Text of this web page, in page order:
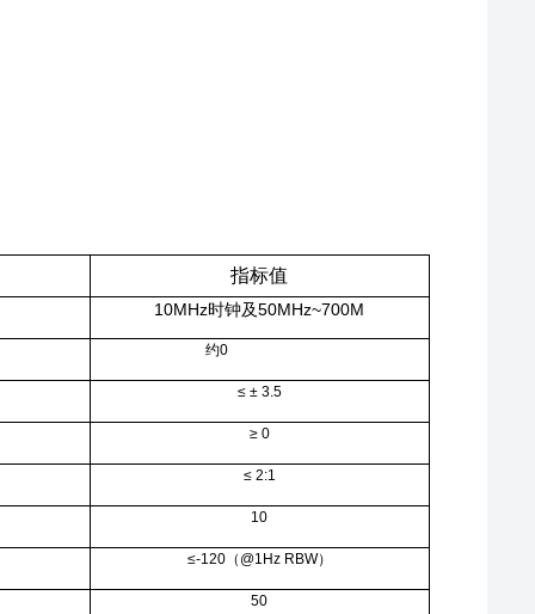
指标值
10MHz时钟及50MHz~700M
约0
≤ ± 3.5
≥ 0
≤ 2:1
10
≤-120（@1Hz RBW）
50